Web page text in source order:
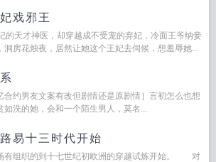
戏邪王
的天才神医，却穿越成不受宠的弃妃，冷面王爷纳妾
洞房花烛夜，居然让她这个王妃去伺候，想羞辱她...
合约男友文案有改但剧情还是原剧情］言初怎么也想
如洗的她，会和一个陌生男人，莫名...
易十三时代开始
有组织的到十七世纪初欧洲的穿越试炼开始。 对